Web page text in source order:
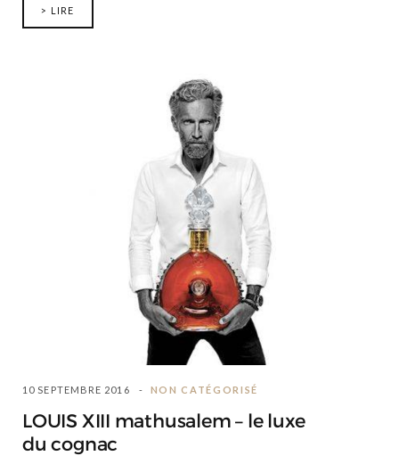
> LIRE
10 SEPTEMBRE 2016 NON CATÉGORISÉ
LOUIS XIII mathusalem – le luxe
du cognac